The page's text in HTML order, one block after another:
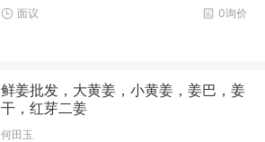
0询价
面议
鲜姜批发，大黄姜，小黄姜，姜巴，姜
干，红芽二姜
何田玉